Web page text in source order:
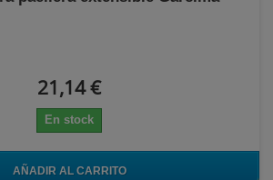
21,14 €
En stock
AÑADIR AL CARRITO